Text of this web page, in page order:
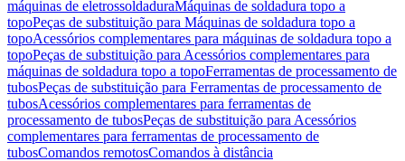
máquinas de eletrossoldaduraMáquinas de soldadura topo a
topoPeças de substituição para Máquinas de soldadura topo a
topoAcessórios complementares para máquinas de soldadura topo a
topoPeças de substituição para Acessórios complementares para
máquinas de soldadura topo a topoFerramentas de processamento de
tubosPeças de substituição para Ferramentas de processamento de
tubosAcessórios complementares para ferramentas de
processamento de tubosPeças de substituição para Acessórios
complementares para ferramentas de processamento de
tubosComandos remotosComandos à distância